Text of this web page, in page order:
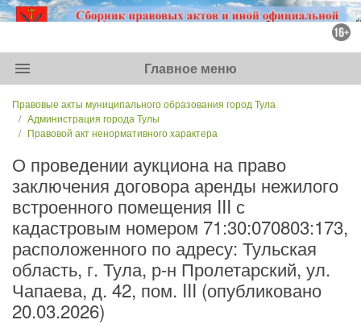
menu Главное меню
Правовые акты муниципального образования город Тула
Администрация города Тулы
Правовой акт ненормативного характера
О проведении аукциона на право
заключения договора аренды нежилого
встроенного помещения III с
кадастровым номером 71:30:070803:173,
расположенного по адресу: Тульская
область, г. Тула, р-н Пролетарский, ул.
Чапаева, д. 42, пом. III (опубликовано
20.03.2026)